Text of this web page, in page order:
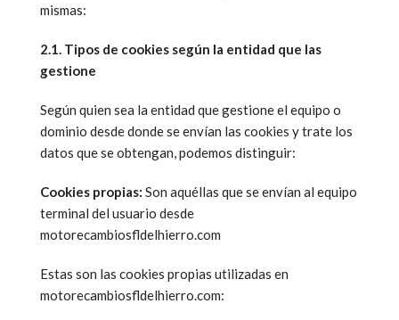
mismas:
2.1. Tipos de cookies según la entidad que las
gestione
Según quien sea la entidad que gestione el equipo o
dominio desde donde se envían las cookies y trate los
datos que se obtengan, podemos distinguir:
Cookies propias: Son aquéllas que se envían al equipo
terminal del usuario desde
motorecambiosfldelhierro.com
Estas son las cookies propias utilizadas en
motorecambiosfldelhierro.com: